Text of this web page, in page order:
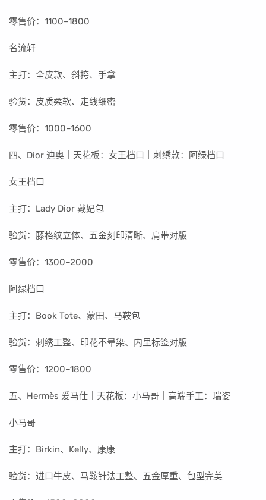
零售价：1100–1800
名流轩
主打：全皮款、斜挎、手拿
验货：皮质柔软、走线细密
零售价：1000–1600
四、Dior 迪奥｜天花板：女王档口｜刺绣款：阿绿档口
女王档口
主打：Lady Dior 戴妃包
验货：藤格纹立体、五金刻印清晰、肩带对版
零售价：1300–2000
阿绿档口
主打：Book Tote、蒙田、马鞍包
验货：刺绣工整、印花不晕染、内里标签对版
零售价：1200–1800
五、Hermès 爱马仕｜天花板：小马哥｜高端手工：瑞姿
小马哥
主打：Birkin、Kelly、康康
验货：进口牛皮、马鞍针法工整、五金厚重、包型完美